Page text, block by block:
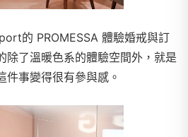
的 PROMESSA 體驗婚戒與訂
除了溫暖色系的體驗空間外，就是
件事變得很有參與感。